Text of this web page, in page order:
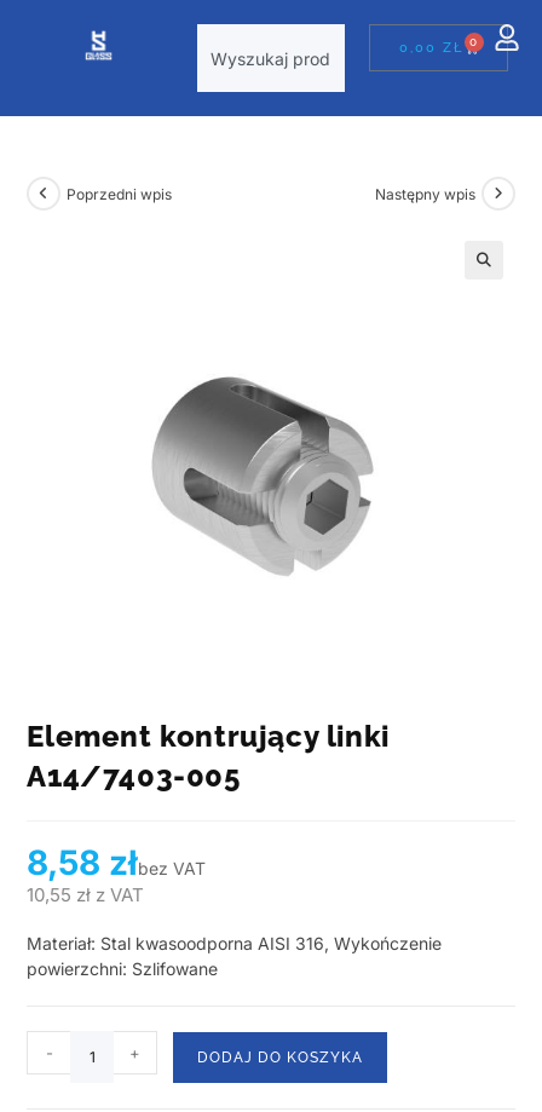
0,00ZŁ 0
Poprzedni wpis Następny wpis
Element kontrujący linki
A14/7403-005
8,58 złbez VAT
10,55 zł z VAT
Materiał: Stal kwasoodporna AISI 316, Wykończenie
powierzchni: Szlifowane
- + DODAJ DO KOSZYKA